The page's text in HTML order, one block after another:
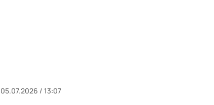
05.07.2026 / 13:07